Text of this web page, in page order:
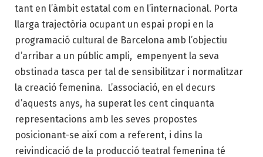
tant en l’àmbit estatal com en l’internacional. Porta
llarga trajectòria ocupant un espai propi en la
programació cultural de Barcelona amb l’objectiu
d’arribar a un públic ampli, empenyent la seva
obstinada tasca per tal de sensibilitzar i normalitzar
la creació femenina. L’associació, en el decurs
d’aquests anys, ha superat les cent cinquanta
representacions amb les seves propostes
posicionant-se així com a referent, i dins la
reivindicació de la producció teatral femenina té